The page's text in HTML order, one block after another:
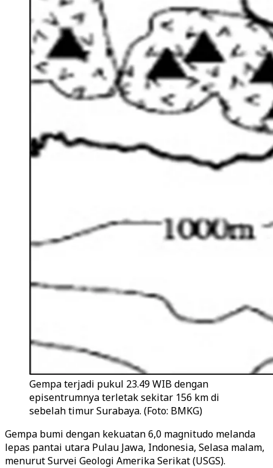
Gempa terjadi pukul 23.49 WIB dengan
episentrumnya terletak sekitar 156 km di
sebelah timur Surabaya. (Foto: BMKG)
Gempa bumi dengan kekuatan 6,0 magnitudo melanda
lepas pantai utara Pulau Jawa, Indonesia, Selasa malam,
menurut Survei Geologi Amerika Serikat (USGS).